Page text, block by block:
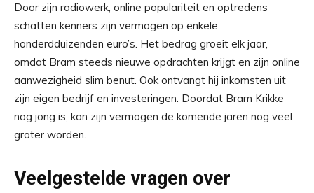
Door zijn radiowerk, online populariteit en optredens
schatten kenners zijn vermogen op enkele
honderdduizenden euro’s. Het bedrag groeit elk jaar,
omdat Bram steeds nieuwe opdrachten krijgt en zijn online
aanwezigheid slim benut. Ook ontvangt hij inkomsten uit
zijn eigen bedrijf en investeringen. Doordat Bram Krikke
nog jong is, kan zijn vermogen de komende jaren nog veel
groter worden.
Veelgestelde vragen over